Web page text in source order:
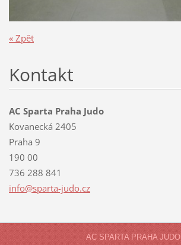
« Zpět
Kontakt
AC Sparta Praha Judo
Kovanecká 2405
Praha 9
190 00
736 288 841
info@sparta-judo.cz
AC SPARTA PRAHA JUDO